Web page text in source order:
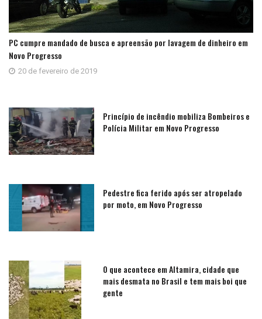
PC cumpre mandado de busca e apreensão por lavagem de dinheiro em
Novo Progresso
20 de fevereiro de 2019
Princípio de incêndio mobiliza Bombeiros e
Polícia Militar em Novo Progresso
Pedestre fica ferido após ser atropelado
por moto, em Novo Progresso
O que acontece em Altamira, cidade que
mais desmata no Brasil e tem mais boi que
gente